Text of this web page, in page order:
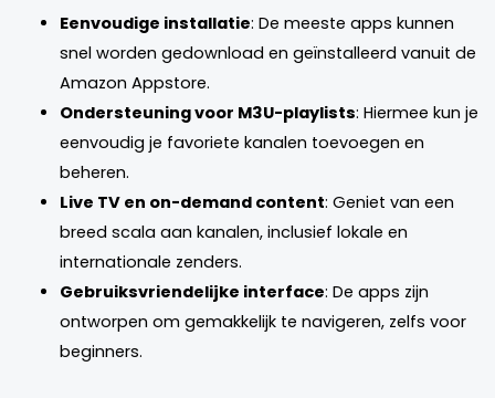
Eenvoudige installatie: De meeste apps kunnen
snel worden gedownload en geïnstalleerd vanuit de
Amazon Appstore.
Ondersteuning voor M3U-playlists: Hiermee kun je
eenvoudig je favoriete kanalen toevoegen en
beheren.
Live TV en on-demand content: Geniet van een
breed scala aan kanalen, inclusief lokale en
internationale zenders.
Gebruiksvriendelijke interface: De apps zijn
ontworpen om gemakkelijk te navigeren, zelfs voor
beginners.